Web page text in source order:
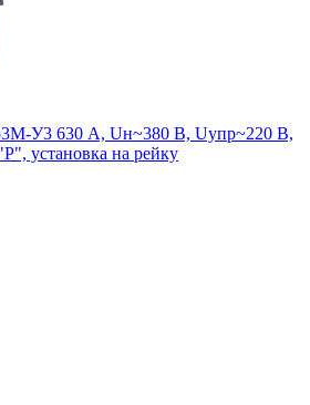
У3 630 А, Uн~380 В, Uупр~220 В,
установка на рейку